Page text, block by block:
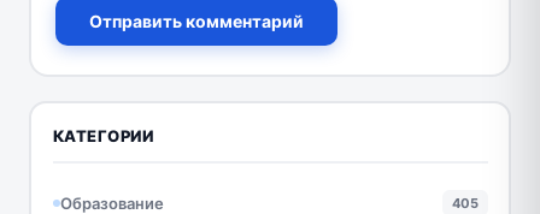
Отправить комментарий
КАТЕГОРИИ
Образование 405